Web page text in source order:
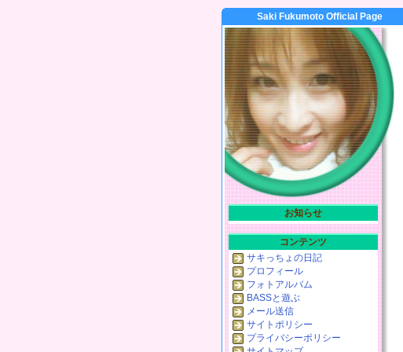
Saki Fukumoto Official Page
お知らせ
コンテンツ
サキっちょの日記
プロフィール
フォトアルバム
BASSと遊ぶ
メール送信
サイトポリシー
プライバシーポリシー